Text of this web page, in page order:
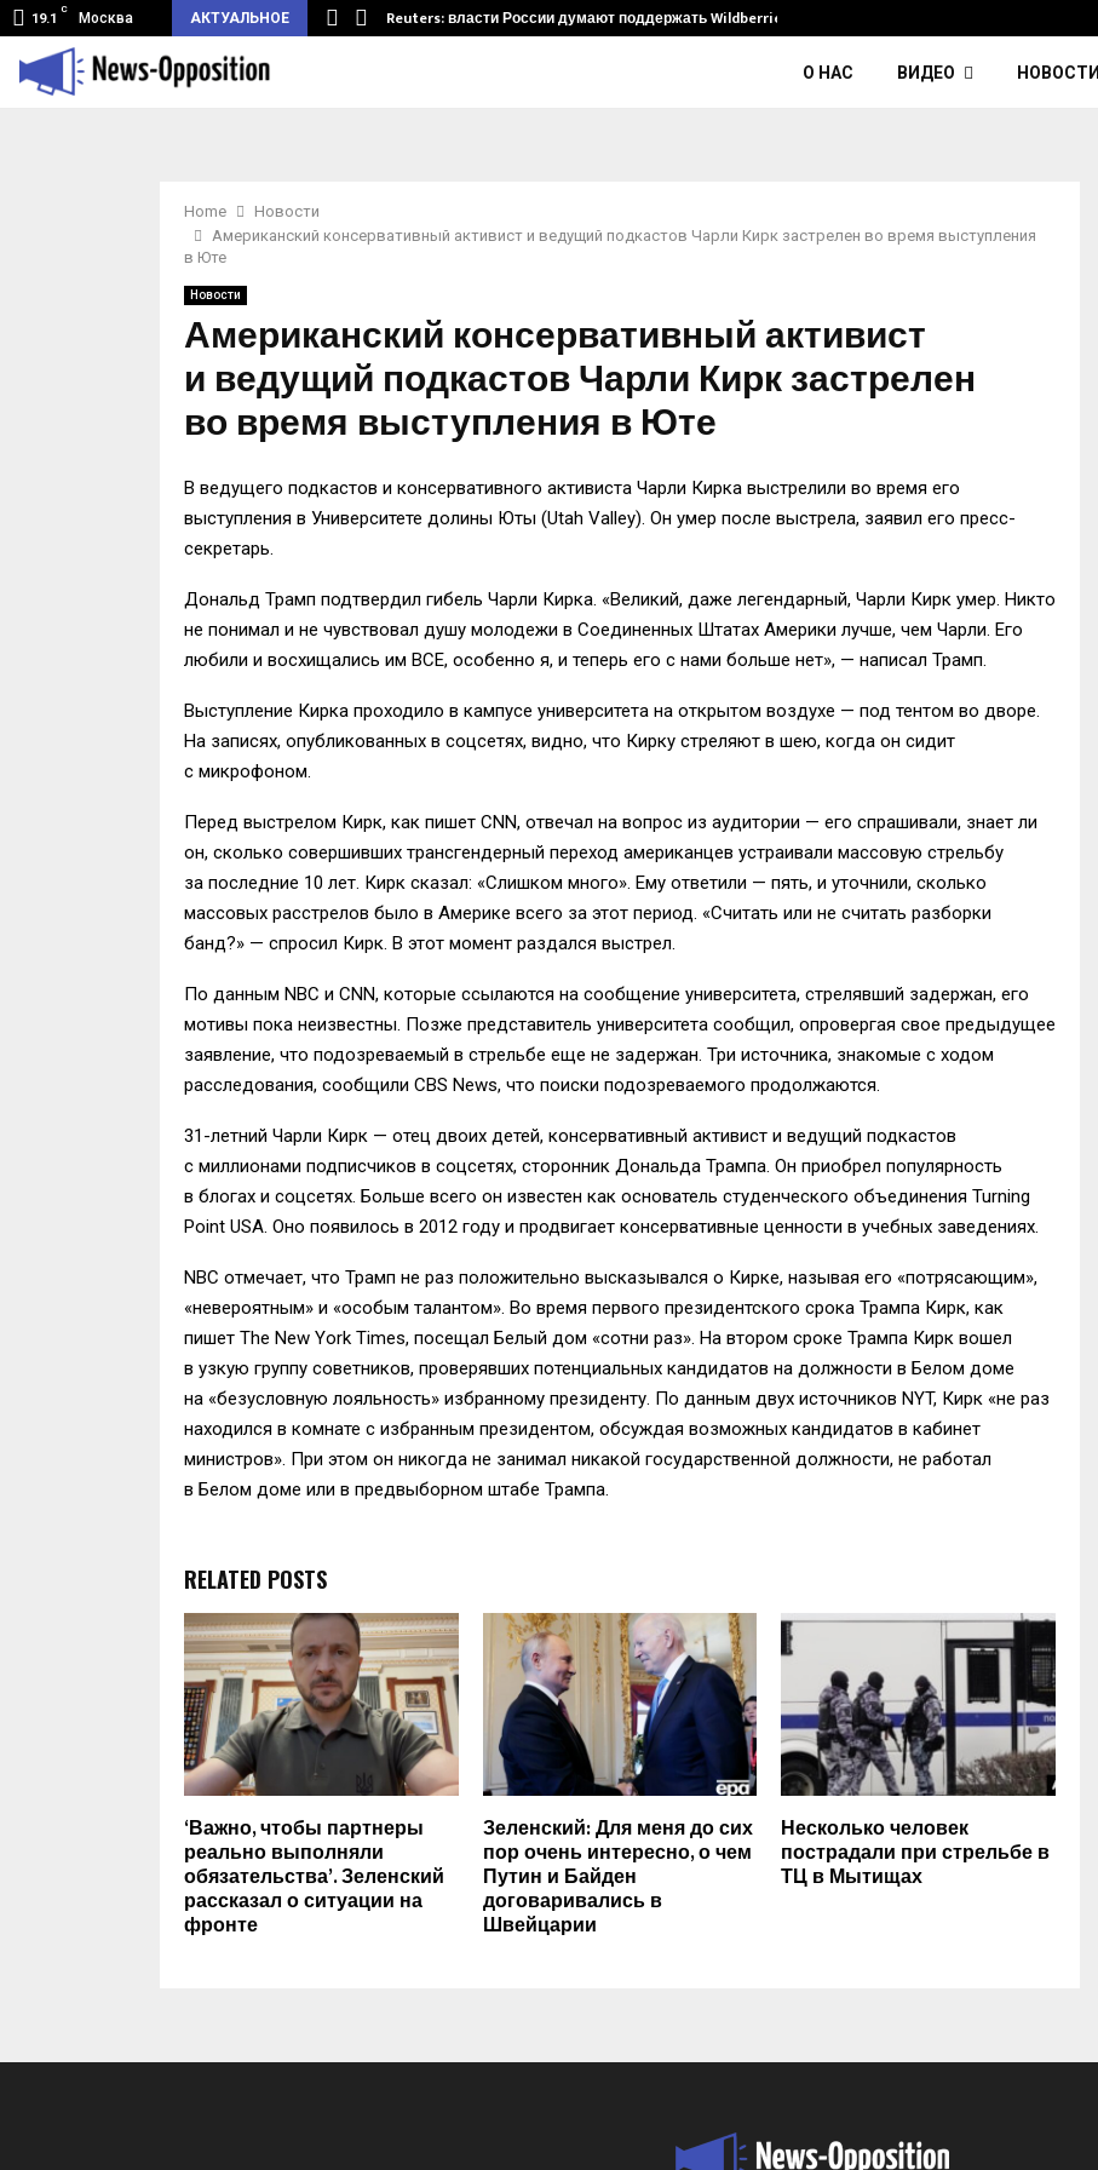
19.1
C
Москва АКТУАЛЬНОЕ
туннель из Беларуси.… Reuters: власти России думают поддержать Wildberries и его…
О НАС ВИДЕО НОВОСТИ
Home
Новости
Американский консервативный активист и ведущий подкастов Чарли Кирк застрелен во время выступления
в Юте
Новости
Американский консервативный активист
и ведущий подкастов Чарли Кирк застрелен
во время выступления в Юте
В ведущего подкастов и консервативного активиста Чарли Кирка выстрелили во время его
выступления в Университете долины Юты (Utah Valley). Он умер после выстрела, заявил его пресс-
секретарь.
Дональд Трамп подтвердил гибель Чарли Кирка. «Великий, даже легендарный, Чарли Кирк умер. Никто
не понимал и не чувствовал душу молодежи в Соединенных Штатах Америки лучше, чем Чарли. Его
любили и восхищались им ВСЕ, особенно я, и теперь его с нами больше нет», — написал Трамп.
Выступление Кирка проходило в кампусе университета на открытом воздухе — под тентом во дворе.
На записях, опубликованных в соцсетях, видно, что Кирку стреляют в шею, когда он сидит
с микрофоном.
Перед выстрелом Кирк, как пишет CNN, отвечал на вопрос из аудитории — его спрашивали, знает ли
он, сколько совершивших трансгендерный переход американцев устраивали массовую стрельбу
за последние 10 лет. Кирк сказал: «Слишком много». Ему ответили — пять, и уточнили, сколько
массовых расстрелов было в Америке всего за этот период. «Считать или не считать разборки
банд?» — спросил Кирк. В этот момент раздался выстрел.
По данным NBC и CNN, которые ссылаются на сообщение университета, стрелявший задержан, его
мотивы пока неизвестны. Позже представитель университета сообщил, опровергая свое предыдущее
заявление, что подозреваемый в стрельбе еще не задержан. Три источника, знакомые с ходом
расследования, сообщили CBS News, что поиски подозреваемого продолжаются.
31-летний Чарли Кирк — отец двоих детей, консервативный активист и ведущий подкастов
с миллионами подписчиков в соцсетях, сторонник Дональда Трампа. Он приобрел популярность
в блогах и соцсетях. Больше всего он известен как основатель студенческого объединения Turning
Point USA. Оно появилось в 2012 году и продвигает консервативные ценности в учебных заведениях.
NBC отмечает, что Трамп не раз положительно высказывался о Кирке, называя его «потрясающим»,
«невероятным» и «особым талантом». Во время первого президентского срока Трампа Кирк, как
пишет The New York Times, посещал Белый дом «сотни раз». На втором сроке Трампа Кирк вошел
в узкую группу советников, проверявших потенциальных кандидатов на должности в Белом доме
на «безусловную лояльность» избранному президенту. По данным двух источников NYT, Кирк «не раз
находился в комнате с избранным президентом, обсуждая возможных кандидатов в кабинет
министров». При этом он никогда не занимал никакой государственной должности, не работал
в Белом доме или в предвыборном штабе Трампа.
RELATED POSTS
‘Важно, чтобы партнеры
реально выполняли
обязательства’. Зеленский
рассказал о ситуации на
фронте
Зеленский: Для меня до сих
пор очень интересно, о чем
Путин и Байден
договаривались в
Швейцарии
Несколько человек
пострадали при стрельбе в
ТЦ в Мытищах